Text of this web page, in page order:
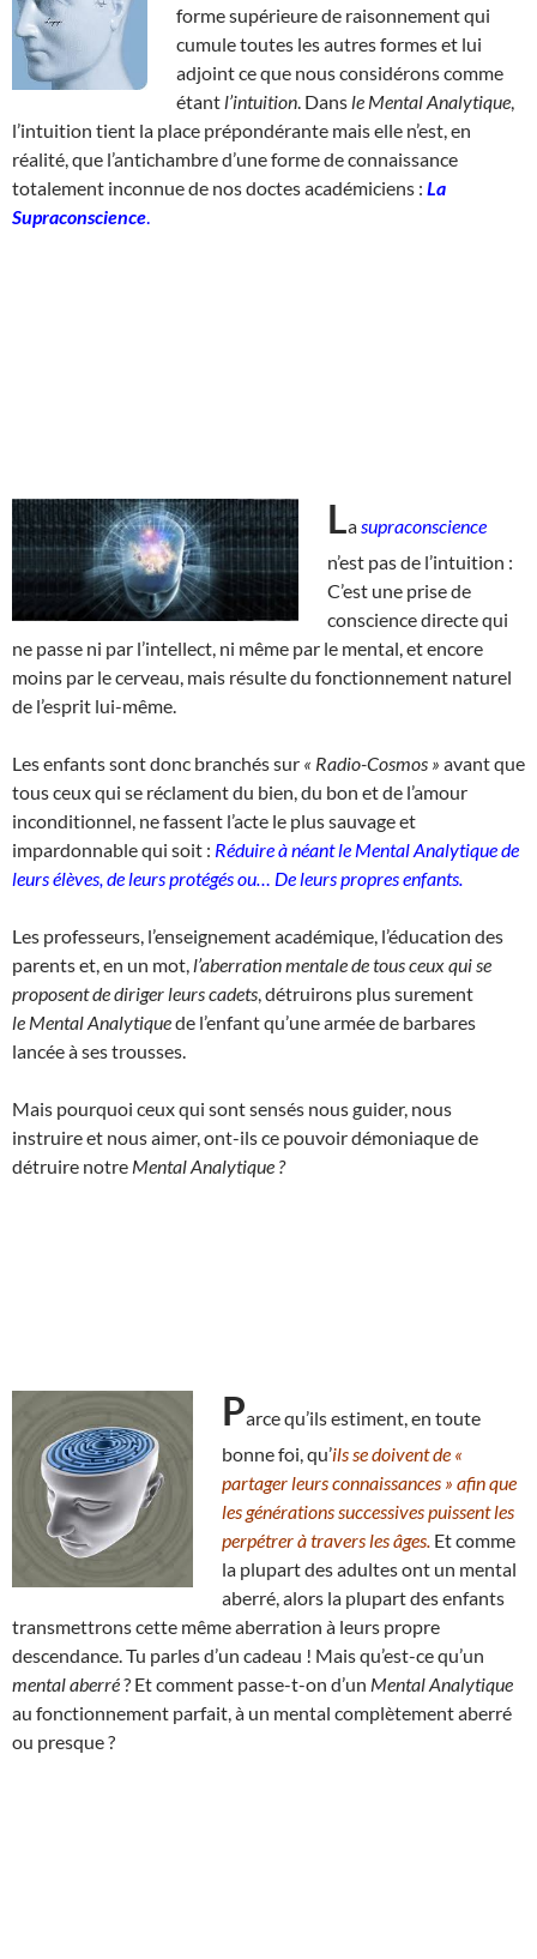
forme supérieure de raisonnement qui
cumule toutes les autres formes et lui
adjoint ce que nous considérons comme
étant l’intuition . Dans le Mental Analytique
l’intuition tient la place prépondérante mais elle n’est, en
réalité, que l’antichambre d’une forme de connaissance
totalement inconnue de nos doctes académiciens : La
Supraconscience
La supraconscience
n’est pas de l’intuition :
C’est une prise de
conscience directe qui
ne passe ni par l’intellect, ni même par le mental, et encore
moins par le cerveau, mais résulte du fonctionnement naturel
de l’esprit lui-même.
Les enfants sont donc branchés sur « Radio-Cosmos » avant que
tous ceux qui se réclament du bien, du bon et de l’amour
inconditionnel, ne fassent l’acte le plus sauvage et
impardonnable qui soit : Réduire à néant le Mental Analytique de
leurs élèves, de leurs protégés ou…
De leurs propres enfants.
Les professeurs, l’enseignement académique, l’éducation des
parents et, en un mot, l’aberration mentale de tous ceux qui se
proposent de diriger leurs cadets , détruirons plus surement
le Mental Analytiquede l’enfant qu’une armée de barbares
lancée à ses trousses.
Mais pourquoi ceux qui sont sensés nous guider, nous
instruire et nous aimer, ont-ils ce pouvoir démoniaque de
détruire notre Mental Analytique ?
Parce qu’ils estiment, en toute
bonne foi, qu’ils se doivent de «
partager leurs connaissances » afin que
les générations successives puissent les
perpétrer à travers les âges. Et comme
la plupart des adultes ont un mental
aberré, alors la plupart des enfants
transmettrons cette même aberration à leurs propre
descendance. Tu parles d’un cadeau ! Mais qu’est-ce qu’un
mental aberré? Et comment passe-t-on d’un Mental Analytique
au fonctionnement parfait, à un mental complètement aberré
ou presque ?